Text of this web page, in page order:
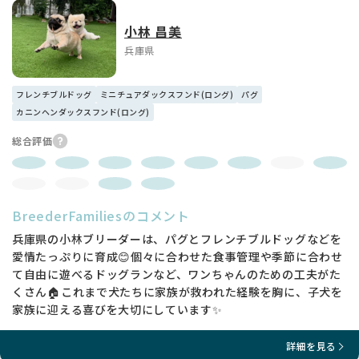
小林 昌美
兵庫県
フレンチブルドッグ ミニチュアダックスフンド(ロング)
パグ
カニンヘンダックスフンド(ロング)
総合評価
BreederFamiliesのコメント
兵庫県の小林ブリーダーは、パグとフレンチブルドッグなどを
愛情たっぷりに育成😊個々に合わせた食事管理や季節に合わせ
て自由に遊べるドッグランなど、ワンちゃんのための工夫がた
くさん🏠これまで犬たちに家族が救われた経験を胸に、子犬を
家族に迎える喜びを大切にしています✨
詳細を見る